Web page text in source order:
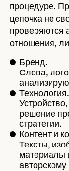
процедуре.
цепочка не
проверяются
отношения,
Бренд.
Слова,
Технология.
решение
стратегии.
Контент и
Тексты,
материалы
авторскому